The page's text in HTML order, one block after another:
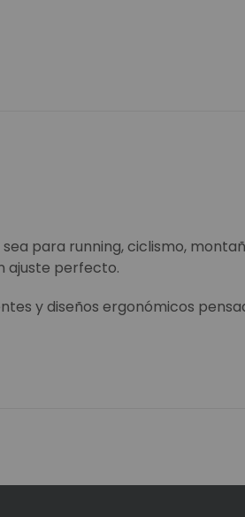
para running, ciclismo,
ajuste perfecto.
y diseños ergonómicos